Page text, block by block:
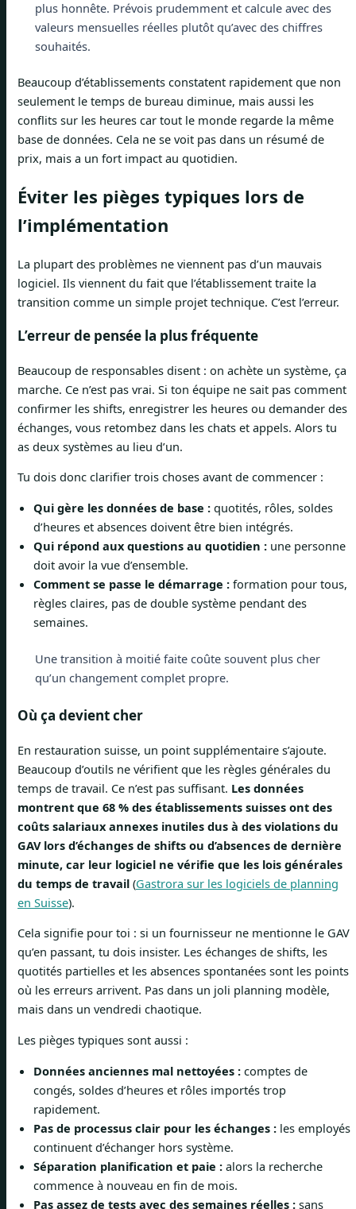
plus honnête. Prévois prudemment et calcule avec des
valeurs mensuelles réelles plutôt qu’avec des chiffres
souhaités.
Beaucoup d’établissements constatent rapidement que non
seulement le temps de bureau diminue, mais aussi les
conflits sur les heures car tout le monde regarde la même
base de données. Cela ne se voit pas dans un résumé de
prix, mais a un fort impact au quotidien.
Éviter les pièges typiques lors de
l’implémentation
La plupart des problèmes ne viennent pas d’un mauvais
logiciel. Ils viennent du fait que l’établissement traite la
transition comme un simple projet technique. C’est l’erreur.
L’erreur de pensée la plus fréquente
Beaucoup de responsables disent : on achète un système, ça
marche. Ce n’est pas vrai. Si ton équipe ne sait pas comment
confirmer les shifts, enregistrer les heures ou demander des
échanges, vous retombez dans les chats et appels. Alors tu
as deux systèmes au lieu d’un.
Tu dois donc clarifier trois choses avant de commencer :
Qui gère les données de base : quotités, rôles, soldes
d’heures et absences doivent être bien intégrés.
Qui répond aux questions au quotidien : une personne
doit avoir la vue d’ensemble.
Comment se passe le démarrage : formation pour tous,
règles claires, pas de double système pendant des
semaines.
Une transition à moitié faite coûte souvent plus cher
qu’un changement complet propre.
Où ça devient cher
En restauration suisse, un point supplémentaire s’ajoute.
Beaucoup d’outils ne vérifient que les règles générales du
temps de travail. Ce n’est pas suffisant. Les données
montrent que 68 % des établissements suisses ont des
coûts salariaux annexes inutiles dus à des violations du
GAV lors d’échanges de shifts ou d’absences de dernière
minute, car leur logiciel ne vérifie que les lois générales
du temps de travail (Gastrora sur les logiciels de planning
en Suisse).
Cela signifie pour toi : si un fournisseur ne mentionne le GAV
qu’en passant, tu dois insister. Les échanges de shifts, les
quotités partielles et les absences spontanées sont les points
où les erreurs arrivent. Pas dans un joli planning modèle,
mais dans un vendredi chaotique.
Les pièges typiques sont aussi :
Données anciennes mal nettoyées : comptes de
congés, soldes d’heures et rôles importés trop
rapidement.
Pas de processus clair pour les échanges : les employés
continuent d’échanger hors système.
Séparation planification et paie : alors la recherche
commence à nouveau en fin de mois.
Pas assez de tests avec des semaines réelles : sans